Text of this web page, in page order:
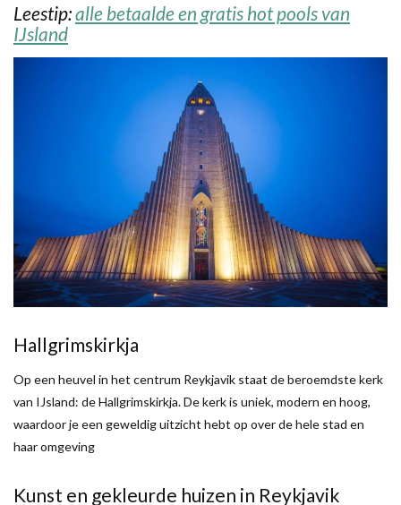
Leestip:alle betaalde en gratis hot pools van
IJsland
Hallgrimskirkja
Op een heuvel in het centrum Reykjavik staat de beroemdste kerk
van IJsland: de Hallgrimskirkja. De kerk is uniek, modern en hoog,
waardoor je een geweldig uitzicht hebt op over de hele stad en
haar omgeving
Kunst en gekleurde huizen in Reykjavik